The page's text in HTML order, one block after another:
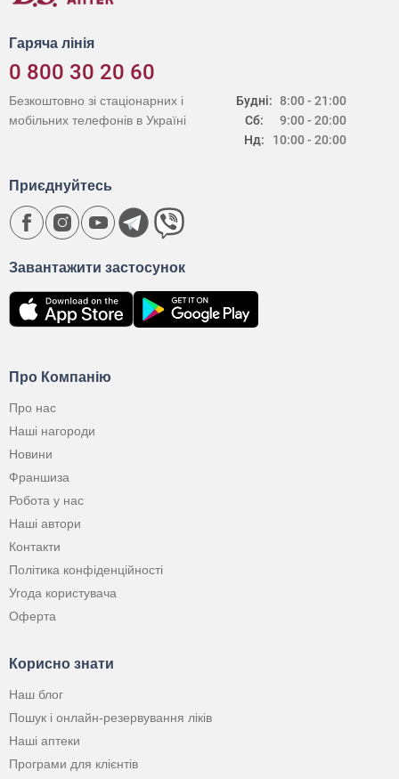
Гаряча лінія
0 800 30 20 60
Будні:
Сб:
Нд:
8:00 - 21:00
9:00 - 20:00
10:00 - 20:00
Безкоштовно зі стаціонарних і
мобільних телефонів в Україні
Про Компанію
Про нас
Наші нагороди
Новини
Франшиза
Робота у нас
Наші автори
Контакти
Політика конфіденційності
Угода користувача
Оферта
Корисно знати
Наш блог
Пошук і онлайн-резервування ліків
Наші аптеки
Програми для клієнтів
Завантажити застосунок
Приєднуйтесь